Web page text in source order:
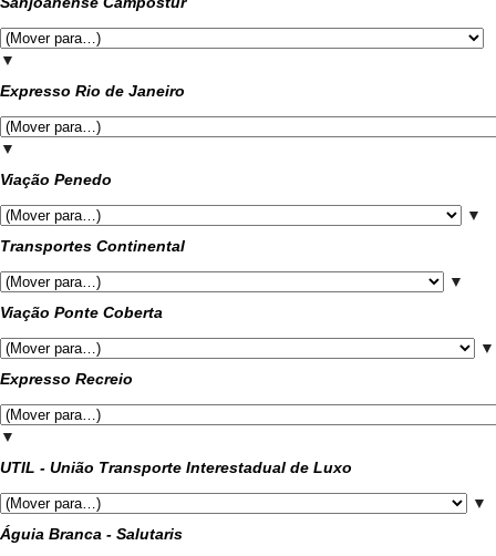
▼
Expresso Rio de Janeiro
▼
Viação Penedo
▼
Transportes Continental
▼
Viação Ponte Coberta
▼
Expresso Recreio
▼
UTIL - União Transporte Interestadual de Luxo
▼
Águia Branca - Salutaris